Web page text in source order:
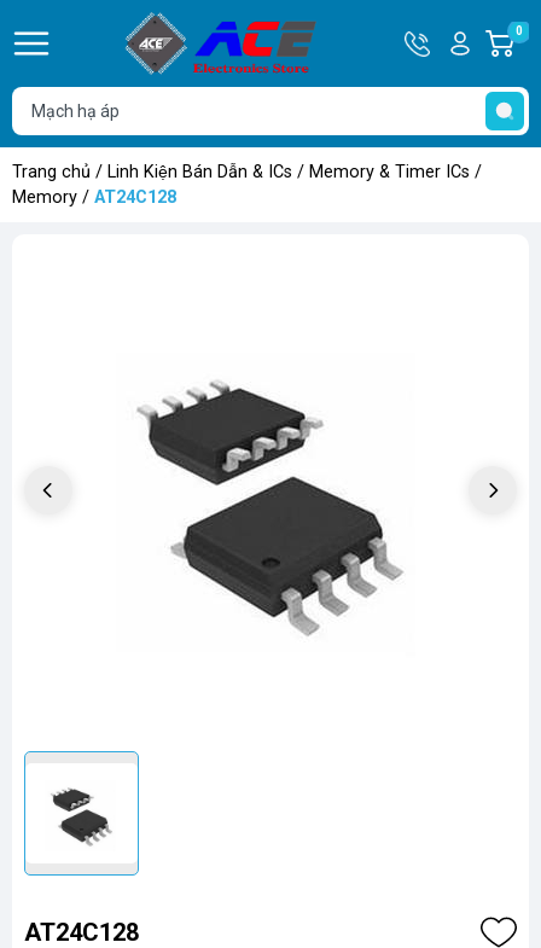
Hotline
0932
762514
Tài
khoản
Hello,
Khách
0
Trang chủ / Linh Kiện Bán Dẫn & ICs / Memory & Timer ICs /
Memory / AT24C128
AT24C128